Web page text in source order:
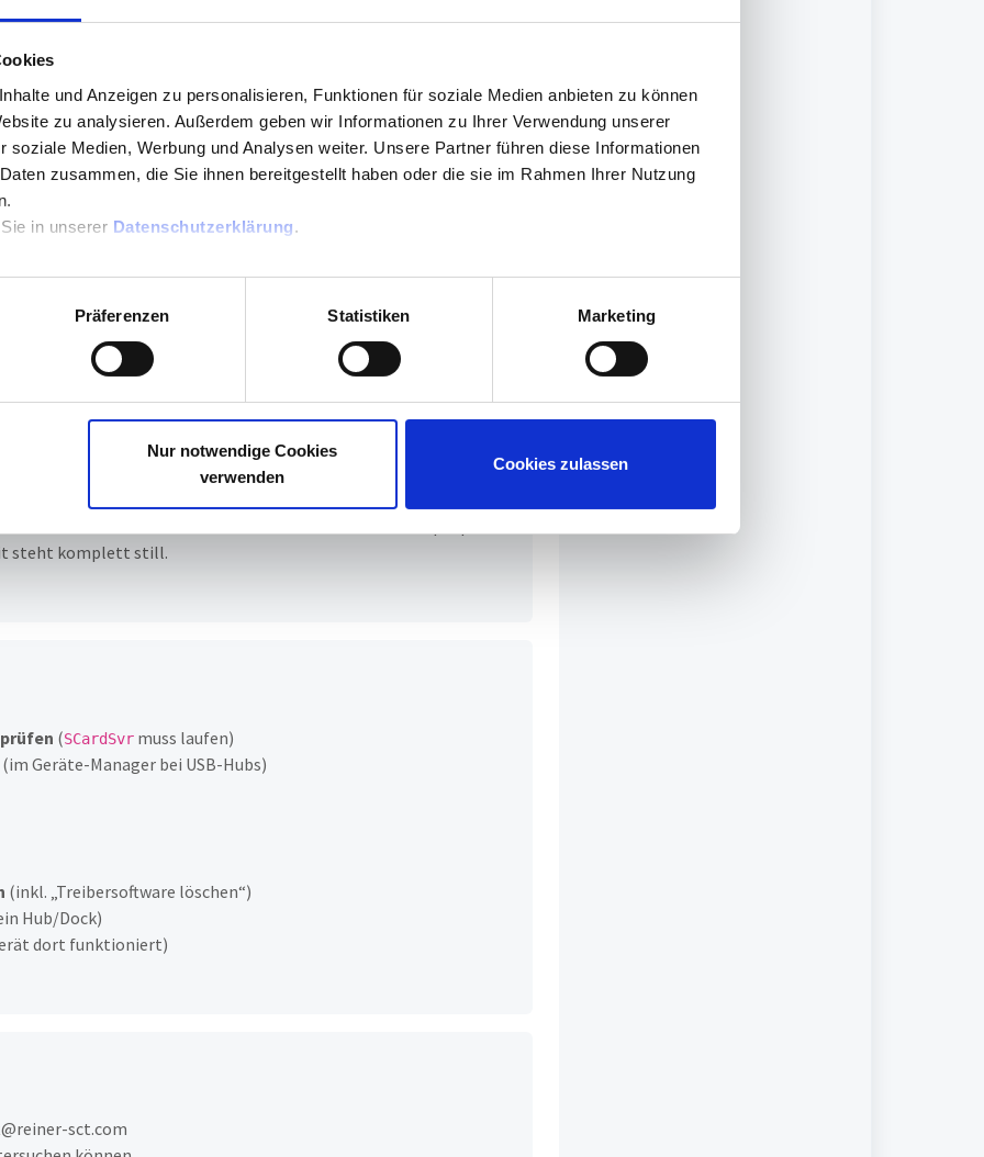
und Anzeigen zu personalisieren, Funktionen für soziale Medien anbieten zu können
zu analysieren. Außerdem geben wir Informationen zu Ihrer Verwendung unserer
soziale Medien, Werbung und Analysen weiter. Unsere Partner führen diese Informationen
zusammen, die Sie ihnen bereitgestellt haben oder die sie im Rahmen Ihrer Nutzung
in unserer Datenschutzerklärung.
Präferenzen Statistiken Marketing
Nur notwendige Cookies
verwenden
Cookies zulassen
ob das Problem weiterhin besteht.
ago
von mir ein Fehler. Aber bei dem alten Gerät besteht das
Ich habe es jetzt aussortiert, immerhin 7 Jahre alt.
sct.com
und dem Wechsel der USB-Anschlüsse sowie des Laptops
steht komplett still.
(SCardSvr muss laufen)
(im Geräte-Manager bei USB-Hubs)
(inkl. „Treibersoftware löschen“)
Hub/Dock)
dort funktioniert)
sct.com